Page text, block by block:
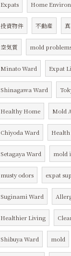
Expats Home
投資物件 不動産
空気質 mold
Minato Ward Expat
Shinagawa Ward
Healthy Home Mold
Chiyoda Ward
Setagaya Ward mold
musty odors expat
Suginami Ward
Healthier Living
Shibuya Ward mold